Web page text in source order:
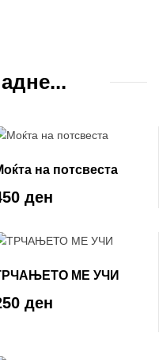
на потсвеста
ден
МЕ УЧИ
ден